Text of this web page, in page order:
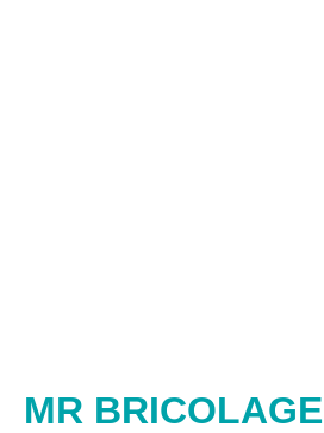
MR BRICOLAGE